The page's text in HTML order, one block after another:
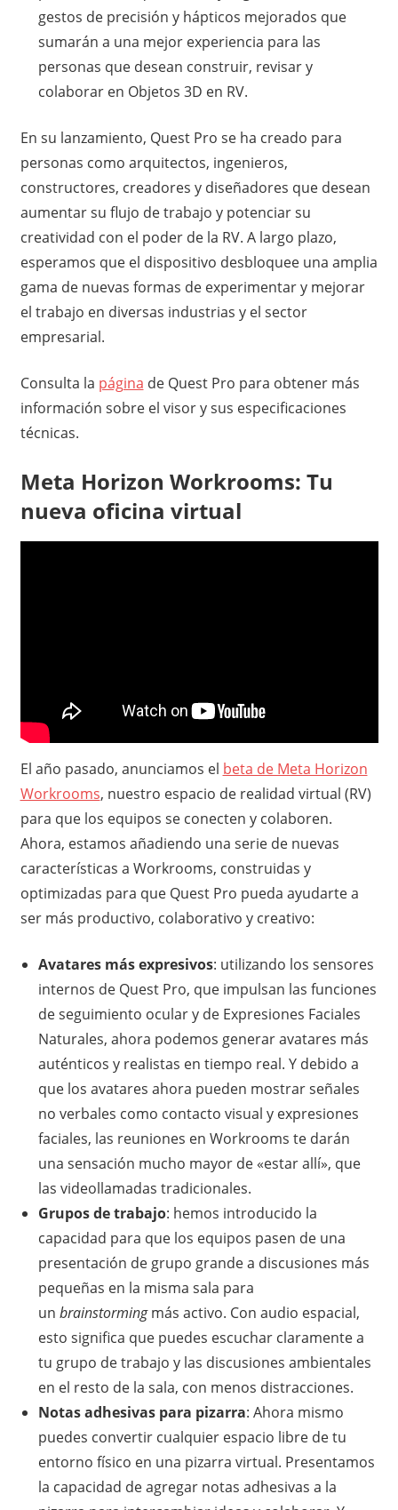
gestos de precisión y hápticos mejorados que
sumarán a una mejor experiencia para las
personas que desean construir, revisar y
colaborar en Objetos 3D en RV.
En su lanzamiento, Quest Pro se ha creado para
personas como arquitectos, ingenieros,
constructores, creadores y diseñadores que desean
aumentar su flujo de trabajo y potenciar su
creatividad con el poder de la RV. A largo plazo,
esperamos que el dispositivo desbloquee una amplia
gama de nuevas formas de experimentar y mejorar
el trabajo en diversas industrias y el sector
empresarial.
Consulta la página de Quest Pro para obtener más
información sobre el visor y sus especificaciones
técnicas.
Meta Horizon Workrooms: Tu
nueva oficina virtual
El año pasado, anunciamos el beta de Meta Horizon
Workrooms, nuestro espacio de realidad virtual (RV)
para que los equipos se conecten y colaboren.
Ahora, estamos añadiendo una serie de nuevas
características a Workrooms, construidas y
optimizadas para que Quest Pro pueda ayudarte a
ser más productivo, colaborativo y creativo:
Avatares más expresivos: utilizando los sensores
internos de Quest Pro, que impulsan las funciones
de seguimiento ocular y de Expresiones Faciales
Naturales, ahora podemos generar avatares más
auténticos y realistas en tiempo real. Y debido a
que los avatares ahora pueden mostrar señales
no verbales como contacto visual y expresiones
faciales, las reuniones en Workrooms te darán
una sensación mucho mayor de «estar allí», que
las videollamadas tradicionales.
Grupos de trabajo: hemos introducido la
capacidad para que los equipos pasen de una
presentación de grupo grande a discusiones más
pequeñas en la misma sala para
un brainstormingmás activo. Con audio espacial,
esto significa que puedes escuchar claramente a
tu grupo de trabajo y las discusiones ambientales
en el resto de la sala, con menos distracciones.
Notas adhesivas para pizarra: Ahora mismo
puedes convertir cualquier espacio libre de tu
entorno físico en una pizarra virtual. Presentamos
la capacidad de agregar notas adhesivas a la